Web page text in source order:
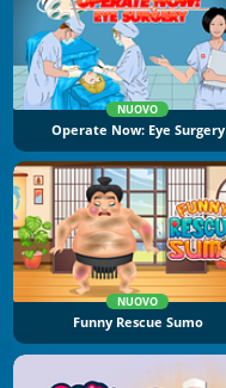
NUOVO
Operate Now: Eye Surgery
NUOVO
Funny Rescue Sumo